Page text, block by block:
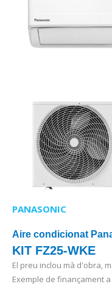
PANASONIC
Aire condicionat
KIT FZ25-WKE
El preu inclou mà d'obra,
Exemple de finançament